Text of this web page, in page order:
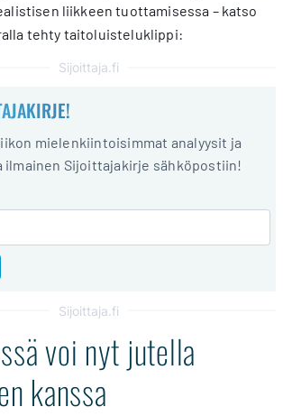
liikkeen tuottamisessa – katso
tehty taitoluisteluklippi:
Sijoittaja.fi
mielenkiintoisimmat analyysit ja
ilmainen Sijoittajakirje sähköpostiin!
Sijoittaja.fi
voi nyt jutella
kanssa